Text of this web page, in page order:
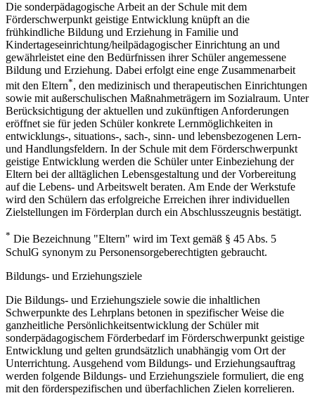
Die sonderpädagogische Arbeit an der Schule mit dem
Förderschwerpunkt geistige Entwicklung knüpft an die
frühkindliche Bildung und Erziehung in Familie und
Kindertageseinrichtung/heilpädagogischer Einrichtung an und
gewährleistet eine den Bedürfnissen ihrer Schüler angemessene
Bildung und Erziehung. Dabei erfolgt eine enge Zusammenarbeit
mit den Eltern*, den medizinisch und therapeutischen Einrichtungen
sowie mit außerschulischen Maßnahmeträgern im Sozialraum. Unter
Berücksichtigung der aktuellen und zukünftigen Anforderungen
eröffnet sie für jeden Schüler konkrete Lernmöglichkeiten in
entwicklungs-, situations-, sach-, sinn- und lebensbezogenen Lern-
und Handlungsfeldern. In der Schule mit dem Förderschwerpunkt
geistige Entwicklung werden die Schüler unter Einbeziehung der
Eltern bei der alltäglichen Lebensgestaltung und der Vorbereitung
auf die Lebens- und Arbeitswelt beraten. Am Ende der Werkstufe
wird den Schülern das erfolgreiche Erreichen ihrer individuellen
Zielstellungen im Förderplan durch ein Abschlusszeugnis bestätigt.
* Die Bezeichnung "Eltern" wird im Text gemäß § 45 Abs. 5
SchulG synonym zu Personensorgeberechtigten gebraucht.
Bildungs- und Erziehungsziele
Die Bildungs- und Erziehungsziele sowie die inhaltlichen
Schwerpunkte des Lehrplans betonen in spezifischer Weise die
ganzheitliche Persönlichkeitsentwicklung der Schüler mit
sonderpädagogischem Förderbedarf im Förderschwerpunkt geistige
Entwicklung und gelten grundsätzlich unabhängig vom Ort der
Unterrichtung. Ausgehend vom Bildungs- und Erziehungsauftrag
werden folgende Bildungs- und Erziehungsziele formuliert, die eng
mit den förderspezifischen und überfachlichen Zielen korrelieren.